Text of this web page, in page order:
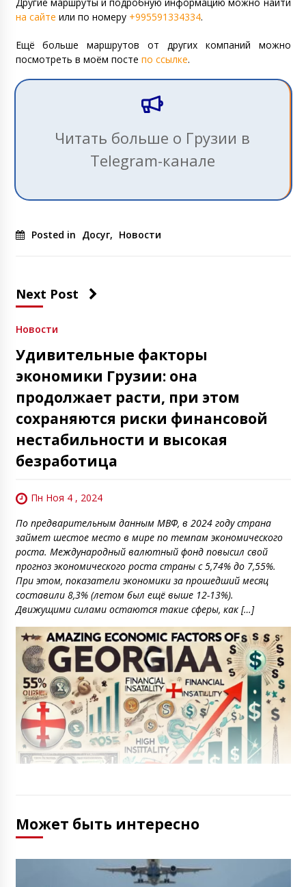
Другие маршруты и подробную информацию можно найти
на сайте или по номеру +995591334334.
Ещё больше маршрутов от других компаний можно
посмотреть в моём посте по ссылке.
Читать больше о Грузии в
Telegram-канале
Posted in Досуг, Новости
Next Post
Новости
Удивительные факторы
экономики Грузии: она
продолжает расти, при этом
сохраняются риски финансовой
нестабильности и высокая
безработица
Пн Ноя 4 , 2024
По предварительным данным МВФ, в 2024 году страна
займет шестое место в мире по темпам экономического
роста. Международный валютный фонд повысил свой
прогноз экономического роста страны с 5,74% до 7,55%.
При этом, показатели экономики за прошедший месяц
составили 8,3% (летом был ещё выше 12-13%).
Движущими силами остаются такие сферы, как […]
Может быть интересно